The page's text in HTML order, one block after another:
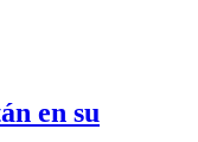
en su